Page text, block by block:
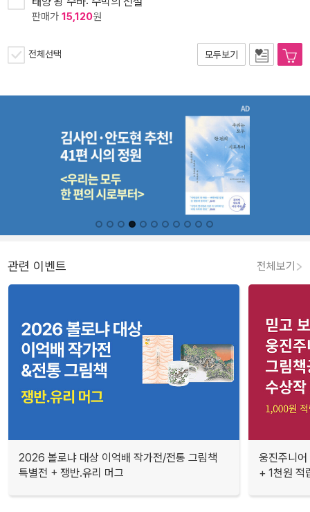
판매가 15,120원
전체선택 모두보기
관련 이벤트 전체보기
2026 볼로냐 대상 이억배 작가전/전통 그림책
특별전 + 쟁반.유리 머그
웅진주니
+ 1천원 적